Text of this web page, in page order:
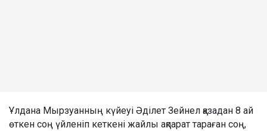
Ұлдана Мырзуанның күйеуі Әділет Зейнел қазадан 8 ай
өткен соң үйленіп кеткені жайлы ақпарат тараған соң,